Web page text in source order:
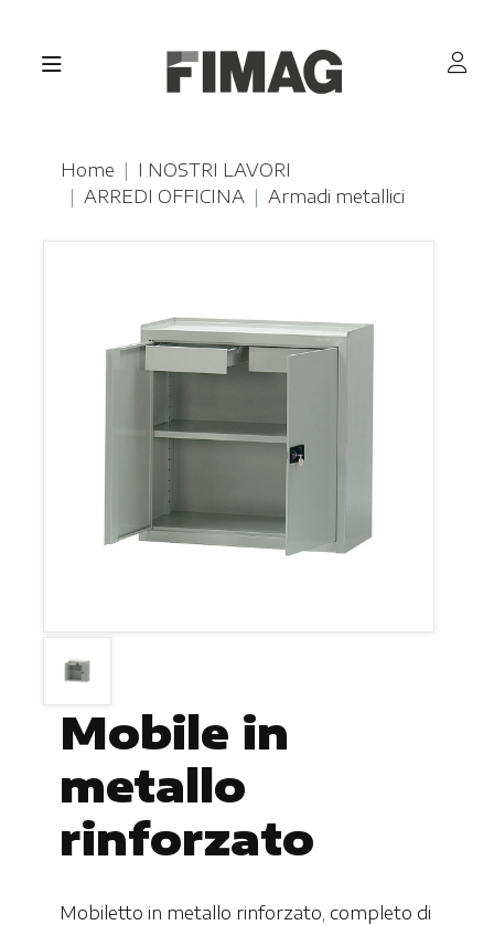
Home
I NOSTRI LAVORI
ARREDI OFFICINA
Armadi metallici
Mobile in
metallo
rinforzato
Mobiletto in metallo rinforzato, completo di